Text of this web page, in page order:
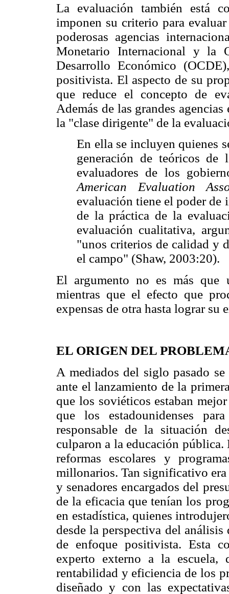
La evaluación también está
imponen su criterio para
poderosas agencias
Monetario Internacional y la
Desarrollo Económico
positivista. El aspecto de su
que reduce el concepto de
Además de las grandes
la "clase dirigente" de la
En ella se incluyen quienes
generación de teóricos de
evaluadores de los
American Evaluation
evaluación tiene el poder
de la práctica de la
evaluación cualitativa,
"unos criterios de calidad y
el campo" (Shaw, 2003:20).
El argumento no es más que
mientras que el efecto que
expensas de otra hasta lograr su
EL ORIGEN DEL
A mediados del siglo pasado
ante el lanzamiento de la
que los soviéticos estaban
que los estadounidenses
responsable de la situación
culparon a la educación pública.
reformas escolares y
millonarios. Tan significativo
y senadores encargados del
de la eficacia que tenían los
en estadística, quienes
desde la perspectiva del
de enfoque positivista. Esta
experto externo a la
rentabilidad y eficiencia de los
diseñado y con las